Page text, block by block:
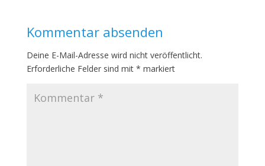
Kommentar absenden
Deine E-Mail-Adresse wird nicht veröffentlicht.
Erforderliche Felder sind mit * markiert